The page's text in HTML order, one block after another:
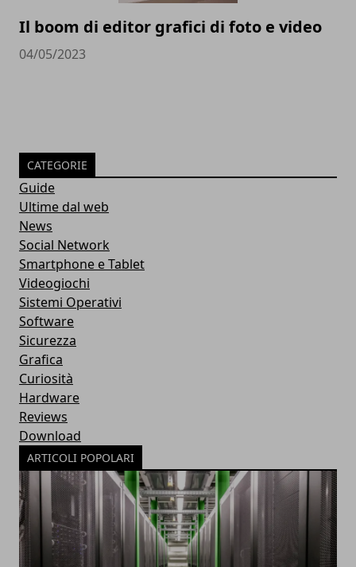
Il boom di editor grafici di foto e video
04/05/2023
CATEGORIE
Guide
Ultime dal web
News
Social Network
Smartphone e Tablet
Videogiochi
Sistemi Operativi
Software
Sicurezza
Grafica
Curiosità
Hardware
Reviews
Download
ARTICOLI POPOLARI